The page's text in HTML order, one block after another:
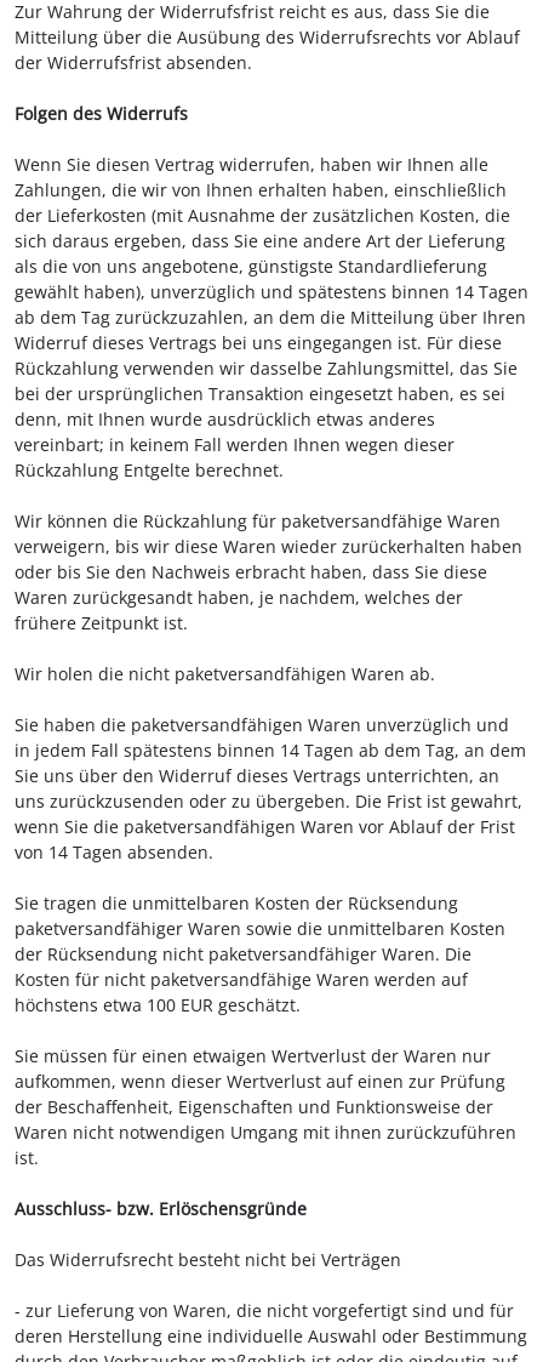
Zur Wahrung der Widerrufsfrist reicht es aus, dass Sie die
Mitteilung über die Ausübung des Widerrufsrechts vor Ablauf
der Widerrufsfrist absenden.
Folgen des Widerrufs
Wenn Sie diesen Vertrag widerrufen, haben wir Ihnen alle
Zahlungen, die wir von Ihnen erhalten haben, einschließlich
der Lieferkosten (mit Ausnahme der zusätzlichen Kosten, die
sich daraus ergeben, dass Sie eine andere Art der Lieferung
als die von uns angebotene, günstigste Standardlieferung
gewählt haben), unverzüglich und spätestens binnen 14 Tagen
ab dem Tag zurückzuzahlen, an dem die Mitteilung über Ihren
Widerruf dieses Vertrags bei uns eingegangen ist. Für diese
Rückzahlung verwenden wir dasselbe Zahlungsmittel, das Sie
bei der ursprünglichen Transaktion eingesetzt haben, es sei
denn, mit Ihnen wurde ausdrücklich etwas anderes
vereinbart; in keinem Fall werden Ihnen wegen dieser
Rückzahlung Entgelte berechnet.
Wir können die Rückzahlung für paketversandfähige Waren
verweigern, bis wir diese Waren wieder zurückerhalten haben
oder bis Sie den Nachweis erbracht haben, dass Sie diese
Waren zurückgesandt haben, je nachdem, welches der
frühere Zeitpunkt ist.
Wir holen die nicht paketversandfähigen Waren ab.
Sie haben die paketversandfähigen Waren unverzüglich und
in jedem Fall spätestens binnen 14 Tagen ab dem Tag, an dem
Sie uns über den Widerruf dieses Vertrags unterrichten, an
uns zurückzusenden oder zu übergeben. Die Frist ist gewahrt,
wenn Sie die paketversandfähigen Waren vor Ablauf der Frist
von 14 Tagen absenden.
Sie tragen die unmittelbaren Kosten der Rücksendung
paketversandfähiger Waren sowie die unmittelbaren Kosten
der Rücksendung nicht paketversandfähiger Waren. Die
Kosten für nicht paketversandfähige Waren werden auf
höchstens etwa 100 EUR geschätzt.
Sie müssen für einen etwaigen Wertverlust der Waren nur
aufkommen, wenn dieser Wertverlust auf einen zur Prüfung
der Beschaffenheit, Eigenschaften und Funktionsweise der
Waren nicht notwendigen Umgang mit ihnen zurückzuführen
ist.
Ausschluss- bzw. Erlöschensgründe
Das Widerrufsrecht besteht nicht bei Verträgen
- zur Lieferung von Waren, die nicht vorgefertigt sind und für
deren Herstellung eine individuelle Auswahl oder Bestimmung